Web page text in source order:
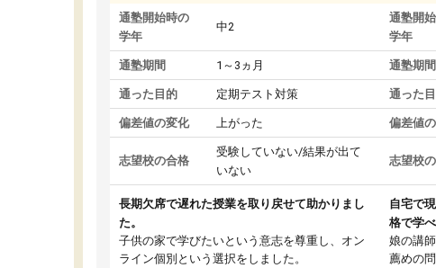
通塾開始時の
学年
中2
通塾期間 1～3ヵ月
通った目的 定期テスト対策
偏差値の変化 上がった
志望校の合格
受験していない/結果が出て
いない
長期欠席で遅れた授業を取り戻せて助かりまし
た。
子供の家で学びたいという意志を尊重し、オン
ライン個別という選択をしました。
通塾開
学年
通塾期間
通った
偏差値
志望校
自宅で
格で学
娘の講
薦めの